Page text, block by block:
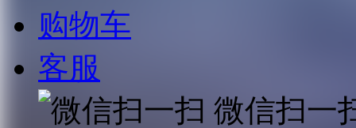
购物车
客服
微信扫一